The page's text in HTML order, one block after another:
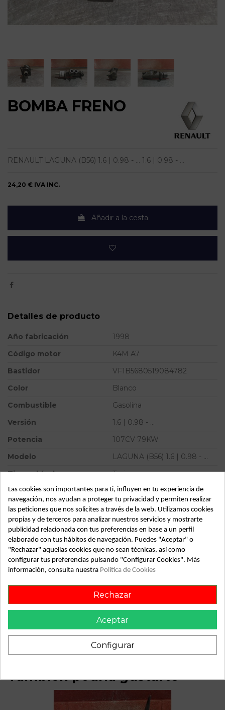
BOMBA FRENO
RENAULT LAGUNA (B56) 1.6 | 0.98 - ... 1.6 | 0.98 - ...
24,20 € IVA INC.
Añadir a la cesta
Detalles de producto
Año fabricación
1998
Código motor
K4M A7
Bastidor
VF1B5680519084782
Color
Blanco
Combustible
Gasolina
Versión
1.6 | 0.98 - ...
Potencia
107CV 79KW
Modelo
LAGUNA (B56) 1.6 | 0.98 - ...
Tipo vehículo
Turismo
Almacén
49349
SubAlmacén
358
SubSubAlmacén
100028892
ID: 809379
Fecha disponible: 2022-04-06
Recambio de bomba freno para renault laguna (b56) 1.6 |
0.98 - ... 1.6 | 0.98 - ... referencia OEM IAM
También podría gustarte
Las cookies son importantes para ti, influyen en tu experiencia de
navegación, nos ayudan a proteger tu privacidad y permiten realizar
las peticiones que nos solicites a través de la web. Utilizamos cookies
propias y de terceros para analizar nuestros servicios y mostrarte
publicidad relacionada con tus preferencias en base a un perfil
elaborado con tus hábitos de navegación. Puedes "Aceptar" o
"Rechazar" aquellas cookies que no sean técnicas, así como
configurar tus preferencias pulsando "Configurar Cookies". Más
información, consulta nuestra Política de Cookies
Rechazar
Aceptar
Configurar